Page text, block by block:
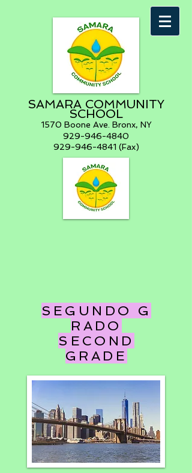
SAMARA COMMUNITY
SCHOOL
1570 Boone Ave. Bronx, NY
929-946-4840
929-946-4841 (Fax)
SEGUNDO G
RADO
SECOND
GRADE